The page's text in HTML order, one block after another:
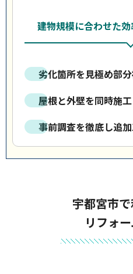
建物規模に合わせた
劣化箇所を見極め部
屋根と外壁を同時施
事前調査を徹底し追
宇都宮市
リフォ